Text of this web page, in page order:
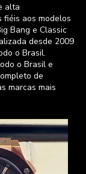
alta
aos modelos
Bang e Classic
desde 2009
o Brasil.
o Brasil e
de
marcas mais